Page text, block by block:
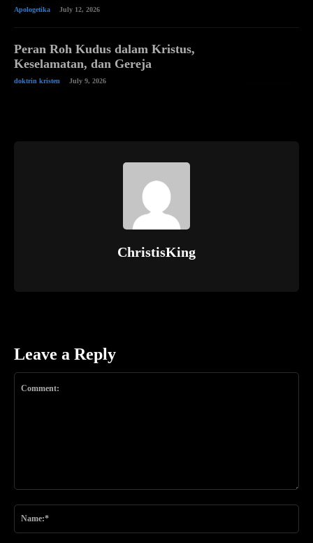
Apologetika July 12, 2026
Peran Roh Kudus dalam Kristus,
Keselamatan, dan Gereja
doktrin kristen July 9, 2026
Leave a Reply
ChristisKing